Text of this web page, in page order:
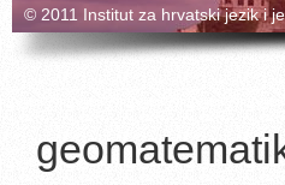
© 2011 Institut za hrvatski jezik i